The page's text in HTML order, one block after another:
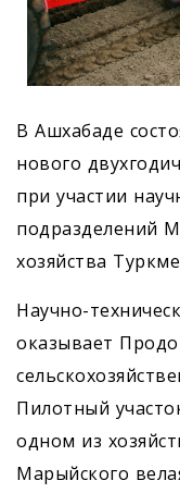
В Ашхабаде
нового
при участии
подразделений
хозяйства
Научно-
оказывает
Пилотный
одном из
Марыйского